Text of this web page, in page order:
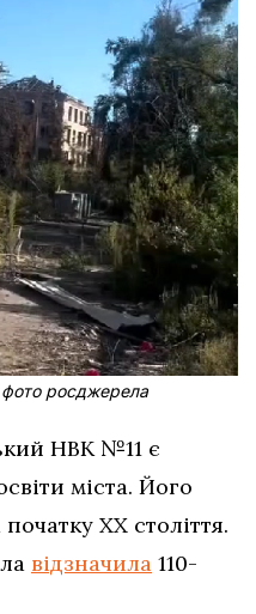
росджерела
НВК №11 є
міста. Його
ХХ століття.
відзначила 110-